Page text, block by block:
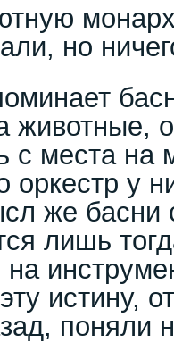
но
животные,
с места на
оркестр у
же басни
лишь
на
истину,
поняли